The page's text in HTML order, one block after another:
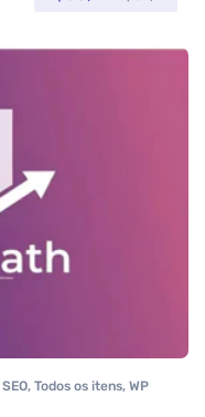
SEO, Todos os itens, WP